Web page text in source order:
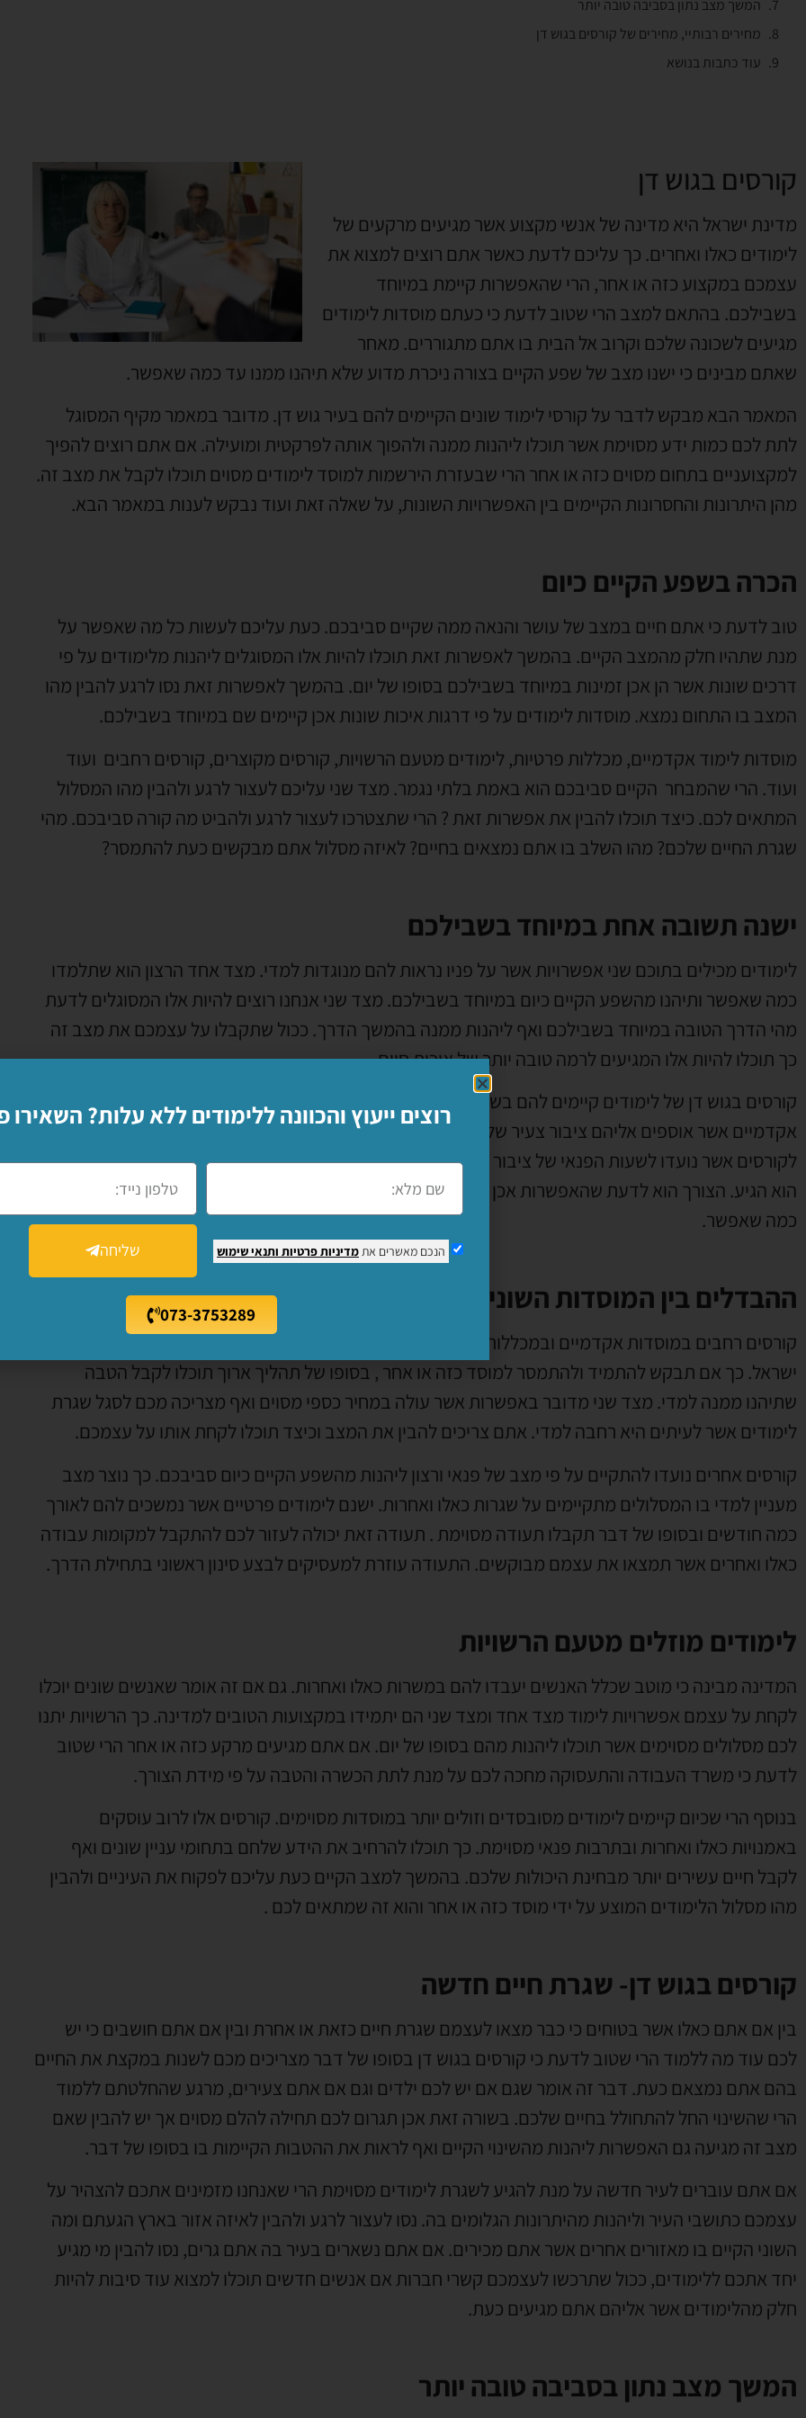
המשך מצב נתון בסביבה טובה יותר
מחירים רבותיי, מחירים של קורסים בגוש דן
עוד כתבות בנושא
קורסים בגוש דן
מדינת ישראל היא מדינה של אנשי מקצוע אשר מגיעים מרקעים של
לימודים כאלו ואחרים. כך עליכם לדעת כאשר אתם רוצים למצוא את
עצמכם במקצוע כזה או אחר, הרי שהאפשרות קיימת במיוחד
בשבילכם. בהתאם למצב הרי שטוב לדעת כי כעתם מוסדות לימודים
מגיעים לשכונה שלכם וקרוב אל הבית בו אתם מתגוררים. מאחר
שאתם מבינים כי ישנו מצב של שפע הקיים בצורה ניכרת מדוע שלא תיהנו ממנו עד כמה שאפשר.
המאמר הבא מבקש לדבר על קורסי לימוד שונים הקיימים להם בעיר גוש דן. מדובר במאמר מקיף המסוגל
לתת לכם כמות ידע מסוימת אשר תוכלו ליהנות ממנה ולהפוך אותה לפרקטית ומועילה. אם אתם רוצים להפיך
למקצועניים בתחום מסוים כזה או אחר הרי שבעזרת הירשמות למוסד לימודים מסוים תוכלו לקבל את מצב זה.
מהן היתרונות והחסרונות הקיימים בין האפשרויות השונות, על שאלה זאת ועוד נבקש לענות במאמר הבא.
הכרה בשפע הקיים כיום
טוב לדעת כי אתם חיים במצב של עושר והנאה ממה שקיים סביבכם. כעת עליכם לעשות כל מה שאפשר על
מנת שתהיו חלק מהמצב הקיים. בהמשך לאפשרות זאת תוכלו להיות אלו המסוגלים ליהנות מלימודים על פי
דרכים שונות אשר הן אכן זמינות במיוחד בשבילכם בסופו של יום. בהמשך לאפשרות זאת נסו לרגע להבין מהו
המצב בו התחום נמצא. מוסדות לימודים על פי דרגות איכות שונות אכן קיימים שם במיוחד בשבילכם.
מוסדות לימוד אקדמיים, מכללות פרטיות, לימודים מטעם הרשויות, קורסים מקוצרים, קורסים רחבים ועוד
ועוד. הרי שהמבחר הקיים סביבכם הוא באמת בלתי נגמר. מצד שני עליכם לעצור לרגע ולהבין מהו המסלול
המתאים לכם. כיצד תוכלו להבין את אפשרות זאת ? הרי שתצטרכו לעצור לרגע ולהביט מה קורה סביבכם. מהי
שגרת החיים שלכם? מהו השלב בו אתם נמצאים בחיים? לאיזה מסלול אתם מבקשים כעת להתמסר?
ישנה תשובה אחת במיוחד בשבילכם
לימודים מכילים בתוכם שני אפשרויות אשר על פניו נראות להם מנוגדות למדי. מצד אחד הרצון הוא שתלמדו
כמה שאפשר ותיהנו מהשפע הקיים כיום במיוחד בשבילכם. מצד שני אנחנו רוצים להיות אלו המסוגלים לדעת
מהי הדרך הטובה במיוחד בשבילכם ואף ליהנות ממנה בהמשך הדרך. ככול שתקבלו על עצמכם את מצב זה
כך תוכלו להיות אלו המגיעים לרמה טובה יותר של איכות חיים.
קורסים בגוש דן של לימודים קיימים להם בשפע בפינות שונות של העיר. כך מצד אחד תוכלו להגיע למוסדות
אקדמיים אשר אוספים אליהם ציבור צעיר של סטודנטים אשר הם צמאים לידע ועשייה. מצד שני תוכלו להגיע
לקורסים אשר נועדו לשעות הפנאי של ציבור מבוגר יותר אשר מחפש חברה מול אנשים הקשורים לרקע ממנו
הוא הגיע. הצורך הוא לדעת שהאפשרות אכן קיימת שם בשבילכם וכעת אתם אלו אשר צריכים ליהנות ממנה עד
כמה שאפשר.
ההבדלים בין המוסדות השונים
קורסים רחבים במוסדות אקדמיים ובמכללות השונות אכן מסוגלים לתת לכם תארים שהם מוכרים ברחבי
ישראל. כך אם תבקש להתמיד ולהתמסר למוסד כזה או אחר , בסופו של תהליך ארוך תוכלו לקבל הטבה
שתיהנו ממנה למדי. מצד שני מדובר באפשרות אשר עולה במחיר כספי מסוים ואף מצריכה מכם לסגל שגרת
לימודים אשר לעיתים היא רחבה למדי. אתם צריכים להבין את המצב וכיצד תוכלו לקחת אותו על עצמכם.
קורסים אחרים נועדו להתקיים על פי מצב של פנאי ורצון ליהנות מהשפע הקיים כיום סביבכם. כך נוצר מצב
מעניין למדי בו המסלולים מתקיימים על שגרות כאלו ואחרות. ישנם לימודים פרטיים אשר נמשכים להם לאורך
כמה חודשים ובסופו של דבר תקבלו תעודה מסוימת . תעודה זאת יכולה לעזור לכם להתקבל למקומות עבודה
כאלו ואחרים אשר תמצאו את עצמם מבוקשים. התעודה עוזרת למעסיקים לבצע סינון ראשוני בתחילת הדרך.
לימודים מוזלים מטעם הרשויות
המדינה מבינה כי מוטב שכלל האנשים יעבדו להם במשרות כאלו ואחרות. גם אם זה אומר שאנשים שונים יוכלו
לקחת על עצמם אפשרויות לימוד מצד אחד ומצד שני הם יתמידו במקצועות הטובים למדינה. כך הרשויות יתנו
לכם מסלולים מסוימים אשר תוכלו ליהנות מהם בסופו של יום. אם אתם מגיעים מרקע כזה או אחר הרי שטוב
לדעת כי משרד העבודה והתעסוקה מחכה לכם על מנת לתת הכשרה והטבה על פי מידת הצורך.
בנוסף הרי שכיום קיימים לימודים מסובסדים וזולים יותר במוסדות מסוימים. קורסים אלו לרוב עוסקים
באמנויות כאלו ואחרות ובתרבות פנאי מסוימת. כך תוכלו להרחיב את הידע שלחם בתחומי עניין שונים ואף
לקבל חיים עשירים יותר מבחינת היכולות שלכם. בהמשך למצב הקיים כעת עליכם לפקוח את העיניים ולהבין
מהו מסלול הלימודים המוצע על ידי מוסד כזה או אחר והוא זה שמתאים לכם .
קורסים בגוש דן- שגרת חיים חדשה
בין אם אתם כאלו אשר בטוחים כי כבר מצאו לעצמם שגרת חיים כזאת או אחרת ובין אם אתם חושבים כי יש
לכם עוד מה ללמוד הרי שטוב לדעת כי קורסים בגוש דן בסופו של דבר מצריכים מכם לשנות במקצת את החיים
בהם אתם נמצאם כעת. דבר זה אומר שגם אם יש לכם ילדים וגם אם אתם צעירים, מרגע שהחלטתם ללמוד
הרי שהשינוי החל להתחולל בחיים שלכם. בשורה זאת אכן תגרום לכם תחילה להלם מסוים אך יש להבין שאם
מצב זה מגיעה גם האפשרות ליהנות מהשינוי הקיים ואף לראות את ההטבות הקיימות בו בסופו של דבר.
אם אתם עוברים לעיר חדשה על מנת להגיע לשגרת לימודים מסוימת הרי שאנחנו מזמינים אתכם להצהיר על
עצמכם כתושבי העיר וליהנות מהיתרונות הגלומים בה. נסו לעצור לרגע ולהבין לאיזה אזור בארץ הגעתם ומה
השוני הקיים בו מאזורים אחרים אשר אתם מכירים. אם אתם נשארים בעיר בה אתם גרים, נסו להבין מי מגיע
יחד אתכם ללימודים, ככול שתרכשו לעצמכם קשרי חברות אם אנשים חדשים תוכלו למצוא עוד סיבות להיות
חלק מהלימודים אשר אליהם אתם מגיעים כעת.
המשך מצב נתון בסביבה טובה יותר
רוצים ייעוץ והכוונה ללימודים ללא עלות? השאירו
הנכם מאשרים אתמדיניות פרטיות ותנאי שימוש שליחה
073-3753289